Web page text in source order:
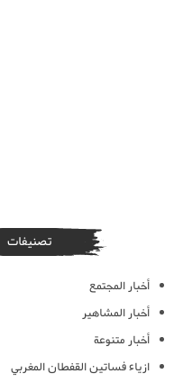
تصنيفات
أخبار المجتمع
أخبار المشاهير
أخبار متنوعة
ازياء فساتين القفطان المغربي